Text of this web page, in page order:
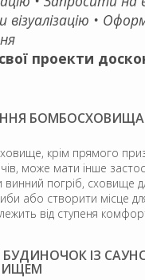
візуалізацію •
проекти
крім прямого
може мати інше
погріб, сховище
або створити місце
від ступеня
ІЗ